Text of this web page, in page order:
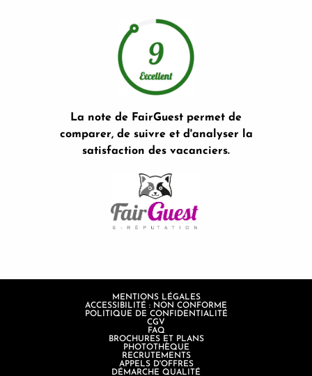
La note de FairGuest permet de
comparer, de suivre et d'analyser la
satisfaction des vacanciers.
MENTIONS LÉGALES
ACCESSIBILITÉ : NON CONFORME
POLITIQUE DE CONFIDENTIALITÉ
CGV
FAQ
BROCHURES ET PLANS
PHOTOTHÈQUE
RECRUTEMENTS
APPELS D'OFFRES
DÉMARCHE QUALITÉ